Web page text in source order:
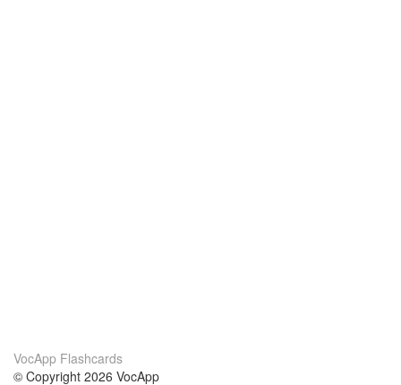
VocApp Flashcards
© Copyright 2026 VocApp